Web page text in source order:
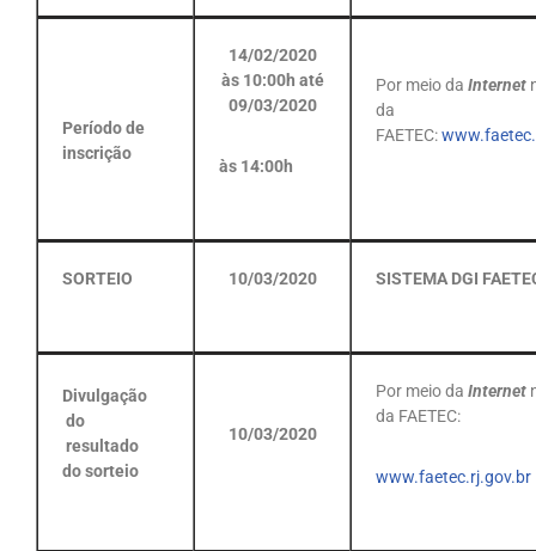
Período de
inscrição
14/02/2020
às 10:00h até
09/03/2020
às 14:00h
Por meio da Internet
da
FAETEC:
SORTEIO 10/03/2020 SISTEMA DGI
Divulgação
do
resultado
do sorteio
10/03/2020
Por meio da Internet
da FAETEC:
www.faetec.rj.gov.br